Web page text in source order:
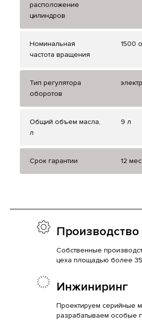
расположение
цилиндров
Номинальная
частота вращения
1500
Тип регулятора
оборотов
Общий объем масла,
л
9 л
Срок гарантии 12
Производство
Собственные
цеха площадью более
Инжиниринг
Проектируем серийные
разрабатываем особые